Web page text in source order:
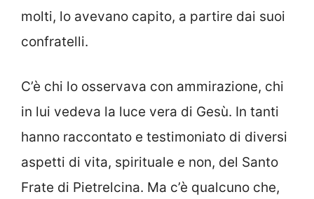
molti, lo avevano capito, a partire dai suoi
confratelli.
C’è chi lo osservava con ammirazione, chi
in lui vedeva la luce vera di Gesù. In tanti
hanno raccontato e testimoniato di diversi
aspetti di vita, spirituale e non, del Santo
Frate di Pietrelcina. Ma c’è qualcuno che,